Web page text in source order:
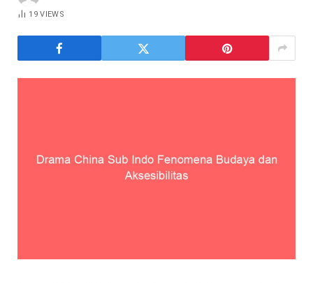
19VIEWS